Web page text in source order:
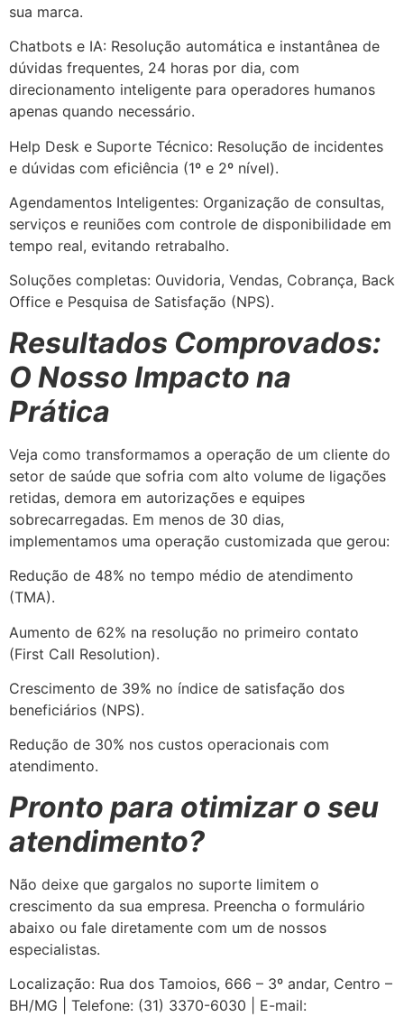
sua marca.
Chatbots e IA: Resolução automática e instantânea de
dúvidas frequentes, 24 horas por dia, com
direcionamento inteligente para operadores humanos
apenas quando necessário.
Help Desk e Suporte Técnico: Resolução de incidentes
e dúvidas com eficiência (1º e 2º nível).
Agendamentos Inteligentes: Organização de consultas,
serviços e reuniões com controle de disponibilidade em
tempo real, evitando retrabalho.
Soluções completas: Ouvidoria, Vendas, Cobrança, Back
Office e Pesquisa de Satisfação (NPS).
Resultados Comprovados:
O Nosso Impacto na
Prática
Veja como transformamos a operação de um cliente do
setor de saúde que sofria com alto volume de ligações
retidas, demora em autorizações e equipes
sobrecarregadas. Em menos de 30 dias,
implementamos uma operação customizada que gerou:
Redução de 48% no tempo médio de atendimento
(TMA).
Aumento de 62% na resolução no primeiro contato
(First Call Resolution).
Crescimento de 39% no índice de satisfação dos
beneficiários (NPS).
Redução de 30% nos custos operacionais com
atendimento.
Pronto para otimizar o seu
atendimento?
Não deixe que gargalos no suporte limitem o
crescimento da sua empresa. Preencha o formulário
abaixo ou fale diretamente com um de nossos
especialistas.
Localização: Rua dos Tamoios, 666 – 3º andar, Centro –
BH/MG | Telefone: (31) 3370-6030 | E-mail: